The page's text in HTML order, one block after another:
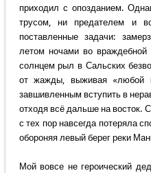
приходил с опозданием.
трусом, ни предателем и
поставленные задачи:
летом ночами во
солнцем рыл в Сальских
от жажды, выживая «любой
завшивленным вступить в
отходя всё дальше на восток.
с тех пор навсегда потеряла
обороняя левый берег реки
Мой вовсе не героический